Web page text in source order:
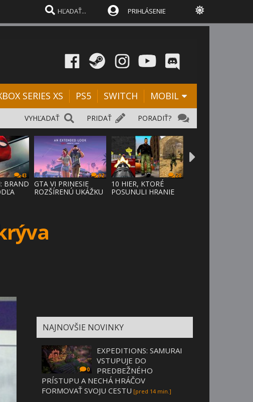
PRIHLÁSENIE
SERIES XS PS5 SWITCH MOBIL
PORADIŤ?
PRIDAŤ
VYHĽADAŤ
43
BRAND
92
GTA VI PRINESIE
ROZŠÍRENÚ UKÁŽKU
28
10 HIER, KTORÉ
POSUNULI HRANIE
NAJNOVŠIE NOVINKY
0
EXPEDITIONS: SAMURAI
VSTUPUJE DO
PREDBEŽNÉHO
PRÍSTUPU A NECHÁ HRÁČOV
FORMOVAŤ SVOJU CESTU [pred 14 min.]